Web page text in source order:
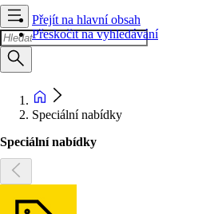
Přejít na hlavní obsah
Přeskočit na vyhledávání
Speciální nabídky
Speciální nabídky